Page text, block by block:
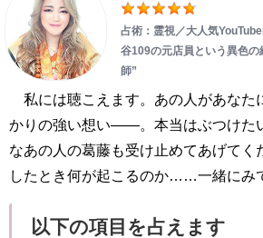
占術：霊視／大人気
谷109の元店員という異色の
師”
私には聴こえます。あの人があなた
かりの強い想い――。本当はぶつけた
なあの人の葛藤も受け止めてあげてく
したとき何が起こるのか……一緒にみ
以下の項目を占えます